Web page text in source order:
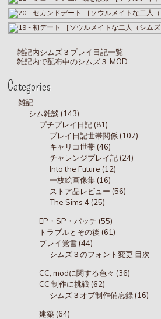
雑記内シムズ３プレイ日記一覧
雑記内で配布中のシムズ３ MOD
Categories
雑記
シム雑談 (143)
プチプレイ日記 (81)
プレイ日記世帯関係 (107)
キャリコ世帯 (46)
チャレンジプレイ記 (24)
Into the Future (12)
一枚絵画像集 (16)
ストア品レビュー (56)
The Sims 4 (25)
EP・SP・パッチ (55)
トラブルとその後 (61)
プレイ覚書 (44)
シムズ３のフォント変更 目次
CC, modに関する色々 (36)
CC 制作に挑戦 (62)
シムズ３オブ制作備忘録 (16)
建築 (64)